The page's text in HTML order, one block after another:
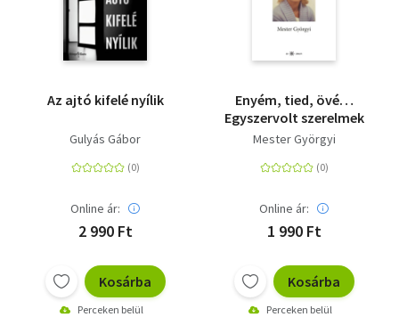
Az ajtó kifelé nyílik
Gulyás Gábor
Online ár:
2 990 Ft
Kosárba
Perceken belül
Enyém, tied, övé…
Egyszervolt szerelmek
Mester Györgyi
Online ár:
1 990 Ft
Kosárba
Perceken belül